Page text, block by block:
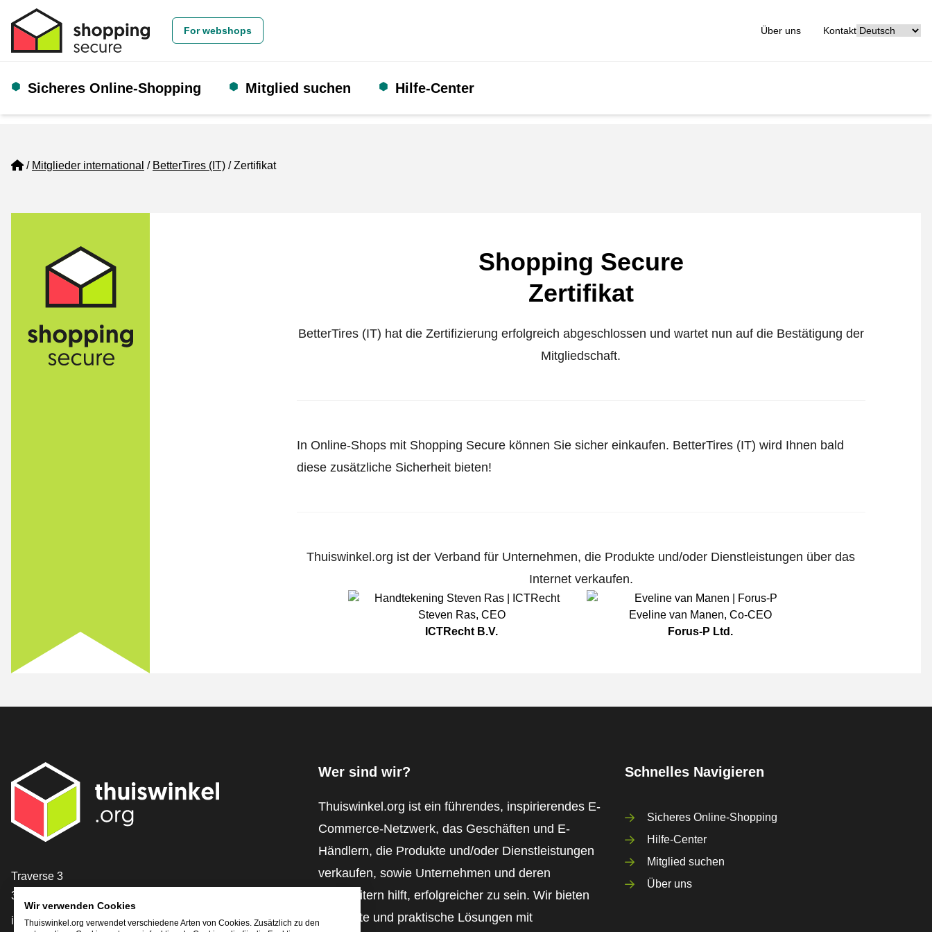
For webshops Über uns Kontakt
Sicheres Online-Shopping Mitglied suchen Hilfe-Center
Home
Mitglieder international BetterTires (IT) Zertifikat
Shopping Secure
Zertifikat
BetterTires (IT) hat die Zertifizierung erfolgreich abgeschlossen und wartet nun auf die Bestätigung der
Mitgliedschaft.
In Online-Shops mit Shopping Secure können Sie sicher einkaufen. BetterTires (IT) wird Ihnen bald
diese zusätzliche Sicherheit bieten!
Thuiswinkel.org ist der Verband für Unternehmen, die Produkte und/oder Dienstleistungen über das
Internet verkaufen.
Steven Ras, CEO
ICTRecht B.V.
Eveline van Manen, Co-CEO
Forus-P Ltd.
[_General:Contact]
Traverse 3
3905 NL Veenendaal
info@thuiswinkel.org
Wer sind wir?
Thuiswinkel.org ist ein führendes, inspirierendes E-
Commerce-Netzwerk, das Geschäften und E-
Händlern, die Produkte und/oder Dienstleistungen
verkaufen, sowie Unternehmen und deren
Mitarbeitern hilft, erfolgreicher zu sein. Wir bieten
relevante und praktische Lösungen mit
Schnelles Navigieren
Sicheres Online-Shopping
Hilfe-Center
Mitglied suchen
Über uns
Wir verwenden Cookies
Thuiswinkel.org verwendet verschiedene Arten von Cookies. Zusätzlich zu den